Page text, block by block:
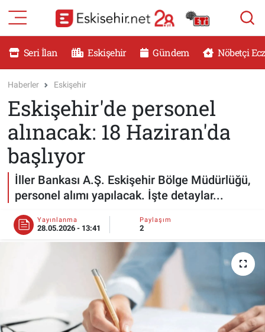
Seri İlan Eskişehir Gündem Nöbetçi
Haberler Eskişehir
Eskişehir'de personel
alınacak: 18 Haziran'da
başlıyor
İller Bankası A.Ş. Eskişehir Bölge Müdürlüğü,
personel alımı yapılacak. İşte detaylar...
Yayınlanma
28.05.2026 - 13:41
Paylaşım
2
RESMİ İLANLAR
DÜNYA
SAĞLIK
MAGAZİN
KADIN
TEKNOLOJİ
ESKİŞEHİR NÖBETÇİ ECZANELER
Eskişehir Haber İçerikleri
Eskişehir Nöbetçi Eczaneler
Eskişehir Namaz Vakitleri
Eskişehir Trafik Yoğunluk Haritası
Süper Lig Puan Durumu ve Fikstür
Tüm Manşetler
Son Dakika Haberleri